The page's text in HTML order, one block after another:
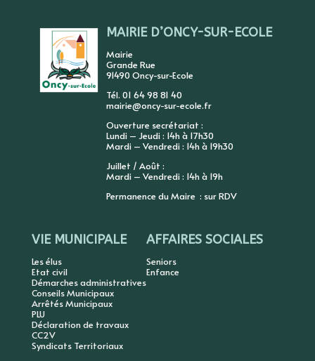
MAIRIE D’ONCY-SUR-ECOLE
Mairie
Grande Rue
91490 Oncy-sur-Ecole
Tél. 01 64 98 81 40
mairie@oncy-sur-ecole.fr
Ouverture secrétariat :
Lundi – Jeudi : 14h à 17h30
Mardi – Vendredi : 14h à 19h30
Juillet / Août :
Mardi – Vendredi : 14h à 19h
Permanence du Maire : sur RDV
VIE MUNICIPALE
Les élus
Etat civil
Démarches administratives
Conseils Municipaux
Arrêtés Municipaux
PLU
Déclaration de travaux
CC2V
Syndicats Territoriaux
AFFAIRES SOCIALES
Seniors
Enfance